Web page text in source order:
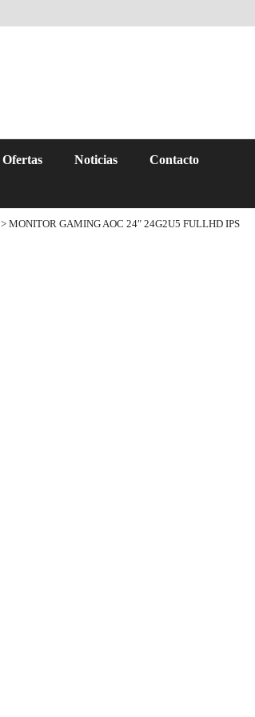
Ofertas Noticias Contacto
> MONITOR GAMING AOC 24″ 24G2U5 FULLHD IPS